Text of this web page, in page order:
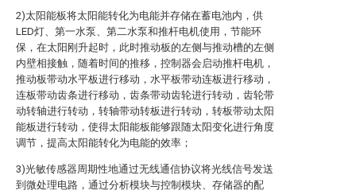
2)太阳能板将太阳能转化为电能并存储在蓄电池内，供
LED灯、第一水泵、第二水泵和推杆电机使用，节能环
保，在太阳刚升起时，此时推动板的左侧与推动槽的左侧
内壁相接触，随着时间的推移，控制器会启动推杆电机，
推动板带动水平板进行移动，水平板带动连板进行移动，
连板带动齿条进行移动，齿条带动齿轮进行转动，齿轮带
动转轴进行转动，转轴带动转板进行转动，转板带动太阳
能板进行转动，使得太阳能板能够跟随太阳变化进行角度
调节，提高太阳能转化为电能的效率；
3)光敏传感器周期性地通过无线通信协议将光线信号发送
到微处理电路，通过分析模块与控制模块、存储器的配